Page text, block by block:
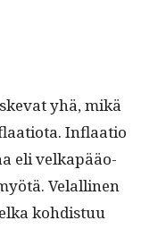
yhä, mikä
Inflaa­tio
eli velka­pääo­
Velalli­nen
kohdis­tuu